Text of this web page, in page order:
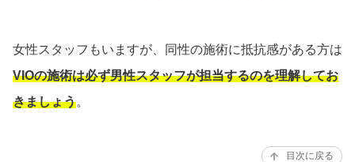
女性スタッフもいますが、同性の施術に抵抗感がある方は
VIOの施術は必ず男性スタッフが担当するのを理解してお
きましょう。
目次に戻る